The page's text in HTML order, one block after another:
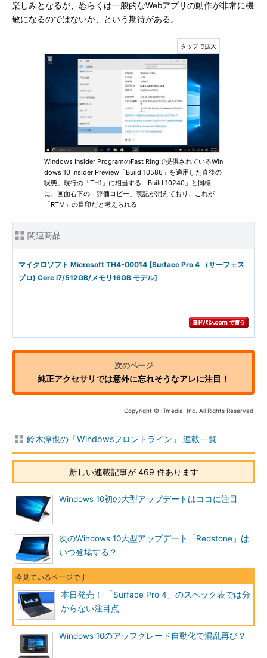
楽しみとなるが、恐らくは一般的なWebアプリの動作が非常に機
敏になるのではないか、という期待がある。
Windows Insider ProgramのFast Ringで提供されているWin
dows 10 Insider Preview「Build 10586」を適用した直後の
状態。現行の「TH1」に相当する「Build 10240」と同様
に、画面右下の「評価コピー」表記が消えており、これが
「RTM」の目印だと考えられる
関連商品
マイクロソフト Microsoft TH4-00014 [Surface Pro 4 （サーフェス
プロ) Core i7/512GB/メモリ16GB モデル]
純正アクセサリでは意外に忘れそうなアレに注目！
Copyright © ITmedia, Inc. All Rights Reserved.
鈴木淳也の「Windowsフロントライン」 連載一覧
新しい連載記事が 469 件あります
Windows 10初の大型アップデートはココに注目
次のWindows 10大型アップデート「Redstone」は
いつ登場する？
本日発売！ 「Surface Pro 4」のスペック表では分
からない注目点
Windows 10のアップグレード自動化で混乱再び？